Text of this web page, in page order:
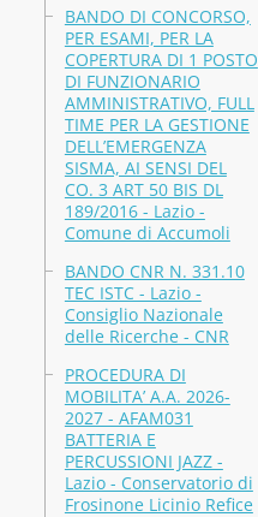
BANDO DI CONCORSO,
PER ESAMI, PER LA
COPERTURA DI 1 POSTO
DI FUNZIONARIO
AMMINISTRATIVO, FULL
TIME PER LA GESTIONE
DELL’EMERGENZA
SISMA, AI SENSI DEL
CO. 3 ART 50 BIS DL
189/2016 - Lazio -
Comune di Accumoli
BANDO CNR N. 331.10
TEC ISTC - Lazio -
Consiglio Nazionale
delle Ricerche - CNR
PROCEDURA DI
MOBILITA’ A.A. 2026-
2027 - AFAM031
BATTERIA E
PERCUSSIONI JAZZ -
Lazio - Conservatorio di
Frosinone Licinio Refice